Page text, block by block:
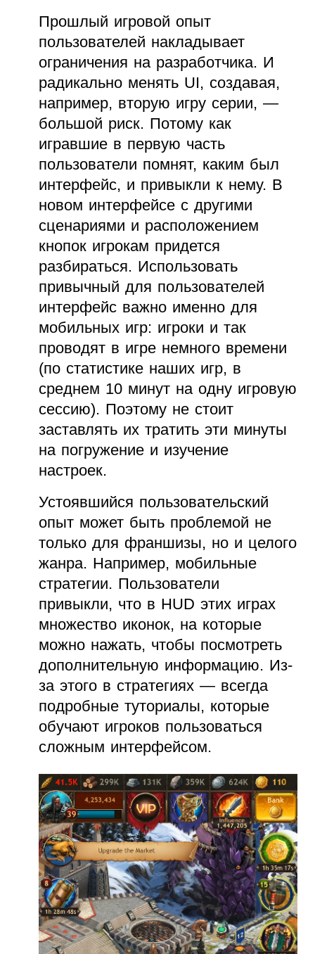
Прошлый игровой опыт
пользователей накладывает
ограничения на разработчика. И
радикально менять UI, создавая,
например, вторую игру серии, —
большой риск. Потому как
игравшие в первую часть
пользователи помнят, каким был
интерфейс, и привыкли к нему. В
новом интерфейсе с другими
сценариями и расположением
кнопок игрокам придется
разбираться. Использовать
привычный для пользователей
интерфейс важно именно для
мобильных игр: игроки и так
проводят в игре немного времени
(по статистике наших игр, в
среднем 10 минут на одну игровую
сессию). Поэтому не стоит
заставлять их тратить эти минуты
на погружение и изучение
настроек.
Устоявшийся пользовательский
опыт может быть проблемой не
только для франшизы, но и целого
жанра. Например, мобильные
стратегии. Пользователи
привыкли, что в HUD этих играх
множество иконок, на которые
можно нажать, чтобы посмотреть
дополнительную информацию. Из-
за этого в стратегиях — всегда
подробные туториалы, которые
обучают игроков пользоваться
сложным интерфейсом.